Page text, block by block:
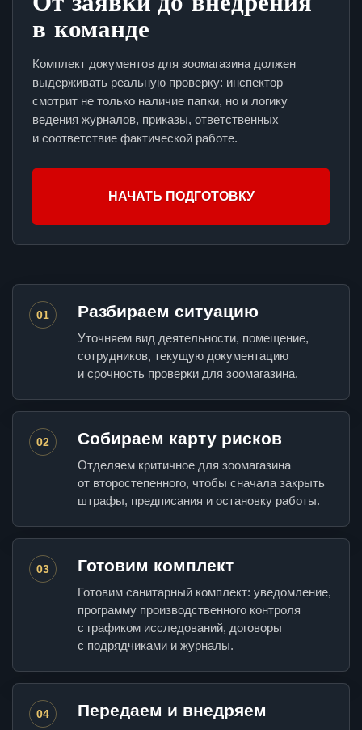
в команде
Комплект документов для зоомагазина должен
выдерживать реальную проверку: инспектор
смотрит не только наличие папки, но и логику
ведения журналов, приказы, ответственных
и соответствие фактической работе.
НАЧАТЬ ПОДГОТОВКУ
01 Разбираем ситуацию
Уточняем вид деятельности, помещение,
сотрудников, текущую документацию
и срочность проверки для зоомагазина.
02 Собираем карту рисков
Отделяем критичное для зоомагазина
от второстепенного, чтобы сначала закрыть
штрафы, предписания и остановку работы.
03 Готовим комплект
Готовим санитарный комплект: уведомление,
программу производственного контроля
с графиком исследований, договоры
с подрядчиками и журналы.
04 Передаем и внедряем